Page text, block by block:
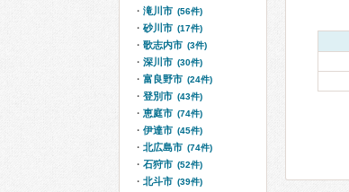
滝川市 (56件)
砂川市 (17件)
歌志内市 (3件)
深川市 (30件)
富良野市 (24件)
登別市 (43件)
恵庭市 (74件)
伊達市 (45件)
北広島市 (74件)
石狩市 (52件)
北斗市 (39件)